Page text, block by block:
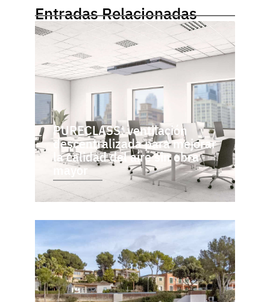
Entradas Relacionadas
PURECLASS: ventilación
descentralizada para mejorar
la calidad del aire sin obra
mayor